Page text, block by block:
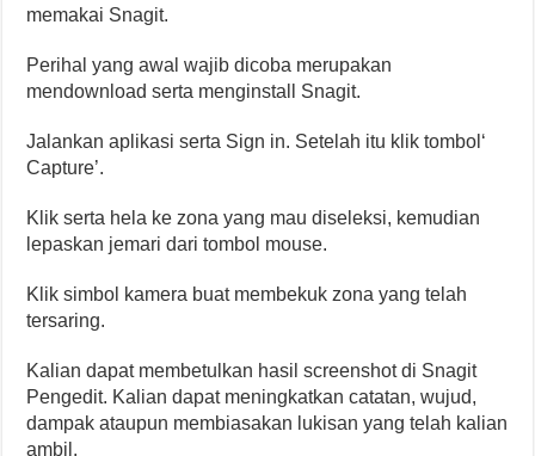
memakai Snagit.
Perihal yang awal wajib dicoba merupakan
mendownload serta menginstall Snagit.
Jalankan aplikasi serta Sign in. Setelah itu klik tombol‘
Capture’.
Klik serta hela ke zona yang mau diseleksi, kemudian
lepaskan jemari dari tombol mouse.
Klik simbol kamera buat membekuk zona yang telah
tersaring.
Kalian dapat membetulkan hasil screenshot di Snagit
Pengedit. Kalian dapat meningkatkan catatan, wujud,
dampak ataupun membiasakan lukisan yang telah kalian
ambil.